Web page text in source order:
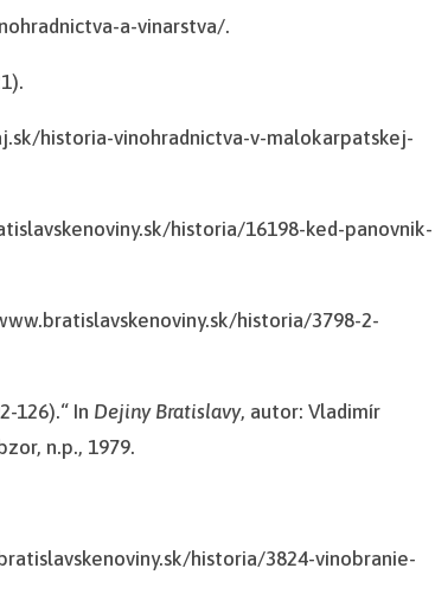
a-vinarstva/.
historia-vinohradnictva-v-malokarpatskej-
historia/16198-ked-panovnik-
historia/3798-2-
126).“ In Dejiny Bratislavy, autor: Vladimír
n.p., 1979.
historia/3824-vinobranie-